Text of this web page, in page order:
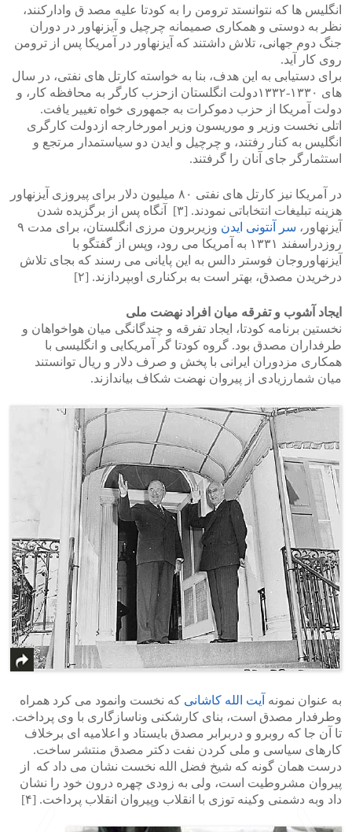
انگلیس ها که نتوانستد ترومن را به کودتا علیه مصد ق وادارکنند،
نظر به دوستی و همکاری صمیمانه چرچیل و آیزنهاور در دوران
جنگ دوم جهانی، تلاش داشتند که آیزنهاور در آمریکا پس از ترومن
روی کار آید.
برای دستیابی به این هدف، بنا به خواسته کارتل های نفتی، در سال
های ۱۳۳۰-۱۳۳۲دولت انگلستان ازحزب کارگر به محافظه کار، و
دولت آمریکا از حزب دموکرات به جمهوری خواه تغییر یافت.
اتلی نخست وزیر و موریسون وزیر امورخارجه ازدولت کارگری
انگلیس به کنار رفتند، و چرچیل و ایدن دو سیاستمدار مرتجع و
استثمارگر جای آنان را گرفتند.
در آمریکا نیز کارتل های نفتی ۸۰ میلیون دلار برای پیروزی آیزنهاور
هزینه تبلیغات انتخاباتی نمودند. [۳] آنگاه پس از برگزیده شدن
آیزنهاور، سر آنتونی ایدن
وزیربرون مرزی انگلستان، برای مدت ۹
روزدراسفند ۱۳۳۱ به آمریکا می رود، وپس از گفتگو با
آیزنهاوروجان فوستر دالس به این پایانی می رسند که بجای تلاش
درخریدن مصدق، بهتر است به برکناری اوبپردازند. [۲]
ایجاد آشوب و تفرقه میان افراد نهضت ملی
نخستین برنامه کودتا، ایجاد تفرقه و چندگانگی میان هواخواهان و
طرفداران مصدق بود. گروه کودتا گر آمریکایی و انگلیسی با
همکاری مزدوران ایرانی با پخش و صرف دلار و ریال توانستند
میان شمارزیادی از پیروان نهضت شکاف بیاندازند.
به عنوان نمونه آیت الله کاشانی که نخست وانمود می کرد همراه
وطرفدار مصدق است، بنای کارشکنی وناسازگاری با وی پرداخت.
تا آن جا که روبرو و دربرابر مصدق بایستاد و اعلامیه ای برخلاف
کارهای سیاسی و ملی کردن نفت دکتر مصدق منتشر ساخت.
درست همان گونه که شیخ فضل الله نخست نشان می داد که از
پیروان مشروطیت است، ولی به زودی چهره درون خود را نشان
داد وبه دشمنی وکینه توزی با انقلاب وپیروان انقلاب پرداخت. [۴]